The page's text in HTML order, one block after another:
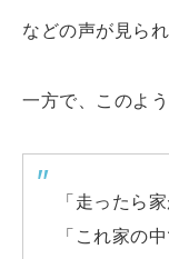
などの声が見られ
一方で、このよ
「走ったら
「これ家の